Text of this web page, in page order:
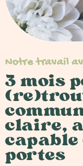
3 mois
claire,
capable
portes
Notre travail